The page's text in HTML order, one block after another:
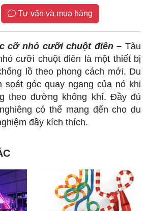
Tư vấn và mua hàng
cỡ nhỏ cưỡi chuột điên – Tàu
cưỡi chuột điên là một thiết bị
lồ theo phong cách mới. Du
soát góc quay ngang của nó khi
theo đường không khí. Đầy đủ
có thể mang đến cho du
đầy kích thích.